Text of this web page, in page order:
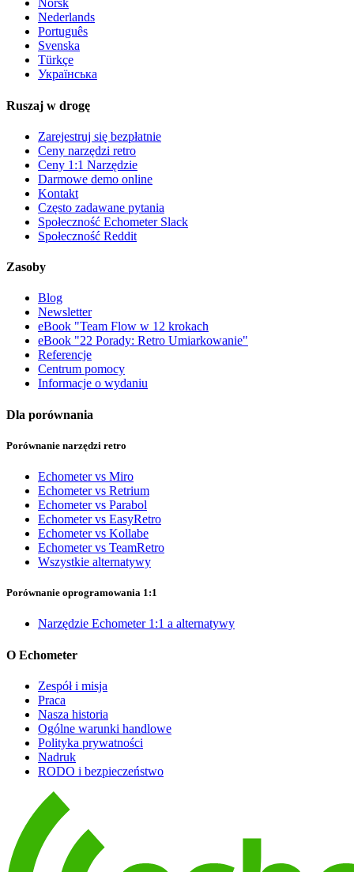
Norsk
Nederlands
Português
Svenska
Türkçe
Українська
Ruszaj w drogę
Zarejestruj się bezpłatnie
Ceny narzędzi retro
Ceny 1:1 Narzędzie
Darmowe demo online
Kontakt
Często zadawane pytania
Społeczność Echometer Slack
Społeczność Reddit
Zasoby
Blog
Newsletter
eBook "Team Flow w 12 krokach
eBook "22 Porady: Retro Umiarkowanie"
Referencje
Centrum pomocy
Informacje o wydaniu
Dla porównania
Porównanie narzędzi retro
Echometer vs Miro
Echometer vs Retrium
Echometer vs Parabol
Echometer vs EasyRetro
Echometer vs Kollabe
Echometer vs TeamRetro
Wszystkie alternatywy
Porównanie oprogramowania 1:1
Narzędzie Echometer 1:1 a alternatywy
O Echometer
Zespół i misja
Praca
Nasza historia
Ogólne warunki handlowe
Polityka prywatności
Nadruk
RODO i bezpieczeństwo